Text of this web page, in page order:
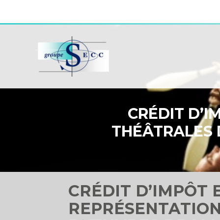
au
CRÉDIT
THÉÂTRALES
CRÉDIT D’IMPÔT